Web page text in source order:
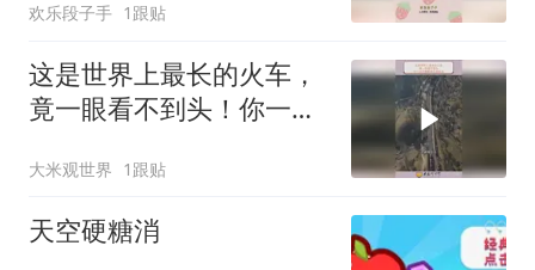
欢乐段子手 1跟贴
这是世界上最长的火车，
竟一眼看不到头！你一定
大米观世界 1跟贴
天空硬糖消